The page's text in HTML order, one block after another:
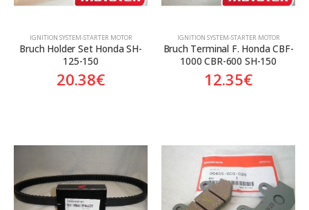
ΙGNITION SYSTEM-STARTER MOTOR
Bruch Holder Set Honda SH-
125-150
20.38€
ΙGNITION SYSTEM-STARTER MOTOR
Bruch Terminal F. Honda CBF-
1000 CBR-600 SH-150
12.35€